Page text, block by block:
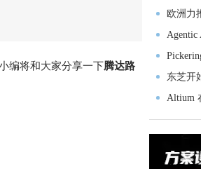
编将和大家分享一下腾达路
欧洲力
成以加速
什么系统
高 80A、
东芝开
入门级Altium